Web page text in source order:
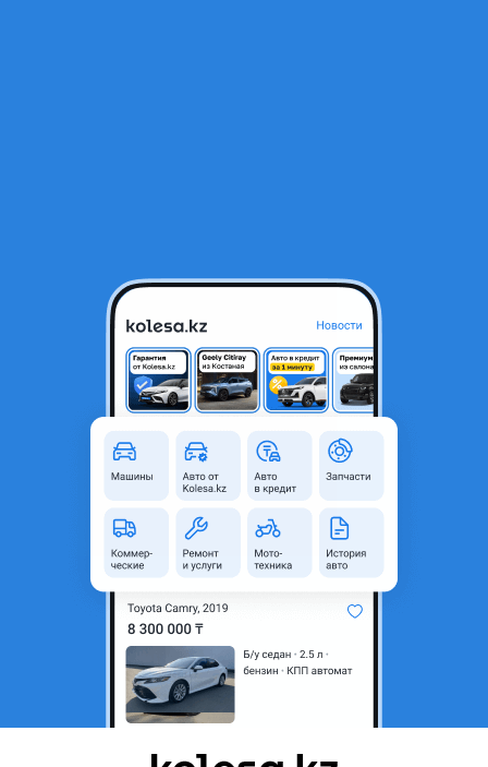
ДВИГАТЕЛИ 2AR-FE TOYOTA, LEXUS ДВС и
АКПП(2AZ/2AR/1MZ/3MZ/2GR/3GR/4GR/VQ35)
55 000 ₸
Алматы, Алматинская
область
Б/y
Оригинальность
Возможна рассрочка или
Да